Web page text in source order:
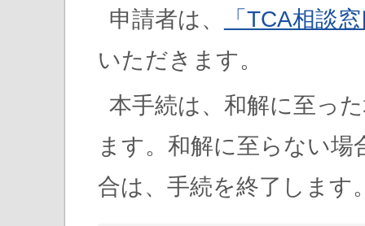
申請者は、
「TCA相談
いただきます。
本手続は、和解に至っ
ます。和解に至らない
合は、手続を終了します